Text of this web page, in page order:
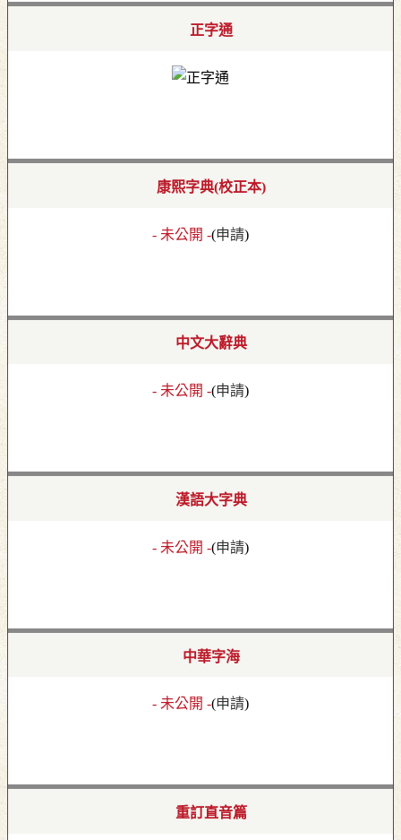
正字通
康熙字典(校正本)
- 未公開 -(申請)
中文大辭典
- 未公開 -(申請)
漢語大字典
- 未公開 -(申請)
中華字海
- 未公開 -(申請)
重訂直音篇